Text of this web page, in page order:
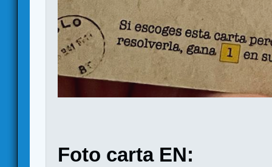
Foto carta EN: